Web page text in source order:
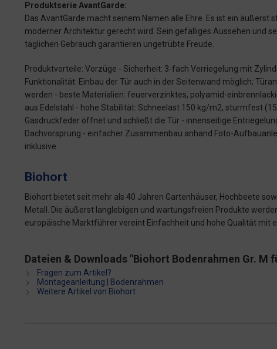
Produktserie AvantGarde:
Das AvantGarde macht seinem Namen alle Ehre. Es ist ein äußerst
moderner Architektur gerecht wird. Sein gefälliges Aussehen und
täglichen Gebrauch garantieren ungetrübte Freude.
Produktvorteile: Vorzüge - Sicherheit: 3-fach Verriegelung mit
Funktionalität: Einbau der Tür auch in der Seitenwand möglich;
werden - beste Materialien: feuerverzinktes, polyamid-
aus Edelstahl - hohe Stabilität: Schneelast 150 kg/m2, sturmfest
Gasdruckfeder öffnet und schließt die Tür - innenseitige
Dachvorsprung - einfacher Zusammenbau anhand Foto-
inklusive.
Biohort
Biohort bietet seit mehr als 40 Jahren Gartenhäuser, Hochbeete
Metall. Die äußerst langlebigen und wartungsfreien Produkte
europäische Marktführer vereint Einfachheit und hohe Qualität mit
Dateien & Downloads "Biohort Bodenrahmen Gr. M
Fragen zum Artikel?
Montageanleitung | Bodenrahmen
Weitere Artikel von Biohort